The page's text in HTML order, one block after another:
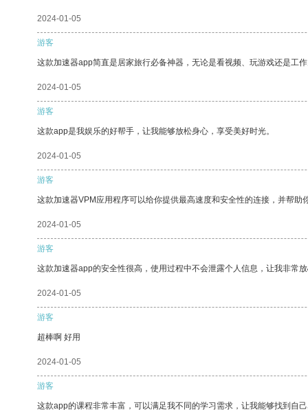
2024-01-05
游客
这款加速器app简直是居家旅行必备神器，无论是看视频、玩游戏还是工
2024-01-05
游客
这款app是我娱乐的好帮手，让我能够放松身心，享受美好时光。
2024-01-05
游客
这款加速器VPM应用程序可以给你提供最高速度和安全性的连接，并帮助
2024-01-05
游客
这款加速器app的安全性很高，使用过程中不会泄露个人信息，让我非常
2024-01-05
游客
超棒啊 好用
2024-01-05
游客
这款app的课程非常丰富，可以满足我不同的学习需求，让我能够找到自